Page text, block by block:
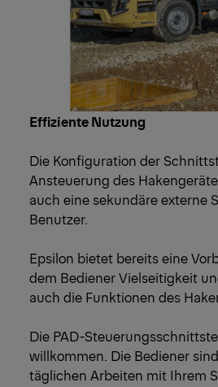
Effiziente Nutzung
Die Konfiguration der
Ansteuerung des
auch eine sekundäre externe
Benutzer.
Epsilon bietet bereits eine
dem Bediener Vielseitigkeit
auch die Funktionen des
Die PAD-
willkommen. Die Bediener
täglichen Arbeiten mit Ihrem